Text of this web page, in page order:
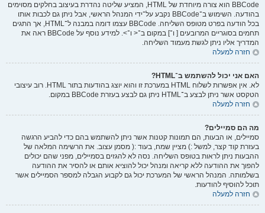
BBCode הוא צורה מיוחדת של HTML, המציע שליטה נהדרת בעיצוב בחלקים מסוימים
בהודעה. השימוש ב־BBCode נקבע על־ידי המנהל הראשי, אבל ניתן גם לכבות אותו
בכל הודעה בפרט מטופס השליחה. BBCode עצמו דומה במבנה ל־HTML, אך התגים
תחמים בסוגריים המרובעים [ ו־] במקום ב־< ו־>. למידע נוסף על BBCode ראה את
המדריך אליו ניתן לגשת מעמוד השליחה.
חזרה למעלה
האם אני יכול להשתמש ב־HTML?
לא. אין אפשרות לשלוח HTML במערכת זו והוא יוצג בהודעות בתור HTML. רוב עיצובי
הטקסט אשר ניתן לבצע ב־HTML ניתן גם לבצע בעזרת BBCode במקום.
חזרה למעלה
מה הם סמיילים?
סמיילים, או הבעות, הם תמונות קטנות אשר ניתן להשתמש בהם כדי להביע הרגשה
בעזרת קוד קצר, למשל :) מציין שמח, בעוד :( מסמן עצוב. את הרשימה המלאה של
ההבעות ניתן לראות בטופס השליחה. נסה לא להגזים בסמיילים, מפני שהם יכולים
להפוך את ההודעה ללא קריאה ומנהל יכול להוציא אותם או להסיר את ההודעה
בשלמותה. המנהל הראשי של המערכת יכול גם לקבוע הגבלה למספר הסמיילים אשר
תוכל להוסיף להודעות.
חזרה למעלה